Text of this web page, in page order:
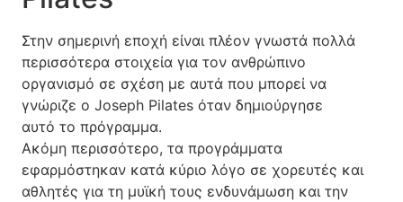
Στην σημερινή εποχή είναι πλέον γνωστά πολλά
περισσότερα στοιχεία για τον ανθρώπινο
οργανισμό σε σχέση με αυτά που μπορεί να
γνώριζε ο Joseph Pilates όταν δημιούργησε
αυτό το πρόγραμμα.
Ακόμη περισσότερο, τα προγράμματα
εφαρμόστηκαν κατά κύριο λόγο σε χορευτές και
αθλητές για τη μυϊκή τους ενδυνάμωση και την